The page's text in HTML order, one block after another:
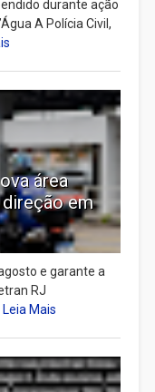
durante ação
A Polícia Civil,
área
em
e garante a
RJ
Leia Mais